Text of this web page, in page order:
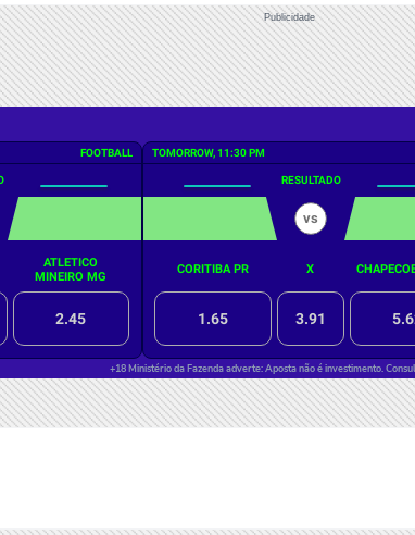
Publicidade